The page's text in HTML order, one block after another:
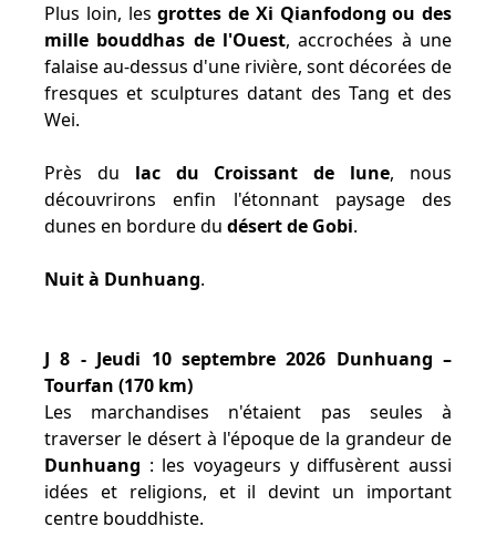
Plus loin, lesgrottes de Xi Qianfodong ou des
mille bouddhas de l'Ouest, accrochées à une
falaise au-dessus d'une rivière, sont décorées de
fresques et sculptures datant des Tang et des
Wei.
Près du lac du Croissant de lune, nous
découvrirons enfin l'étonnant paysage des
dunes en bordure du désert de Gobi.
Nuit à Dunhuang.
J 8 - Jeudi 10 septembre 2026 Dunhuang –
Tourfan (170 km)
Les marchandises n'étaient pas seules à
traverser le désert à l'époque de la grandeur de
Dunhuang : les voyageurs y diffusèrent aussi
idées et religions, et il devint un important
centre bouddhiste.